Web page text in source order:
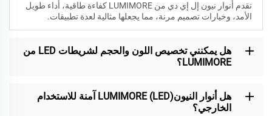
تقدم أنوار نيون إل إي دي من LUMIMORE كفاءة طاقية، أداء طويل
الأمد، وخيارات تصميم مرنة، مما يجعلها مثالية لعدة تطبيقات.
هل يمكنني تخصيص اللون والحجم لشريطات LED من
LUMIMORE؟
هل أنوار النيون(LED) LUMIMORE آمنة للاستخدام
الخارجي؟